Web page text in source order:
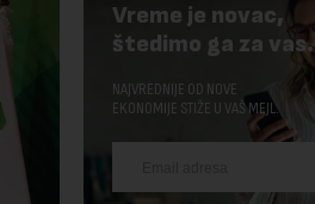
Vreme je novac,
štedimo ga za vas.
NAJVREDNIJE OD NOVE
EKONOMIJE STIŽE U VAŠ MEJL.